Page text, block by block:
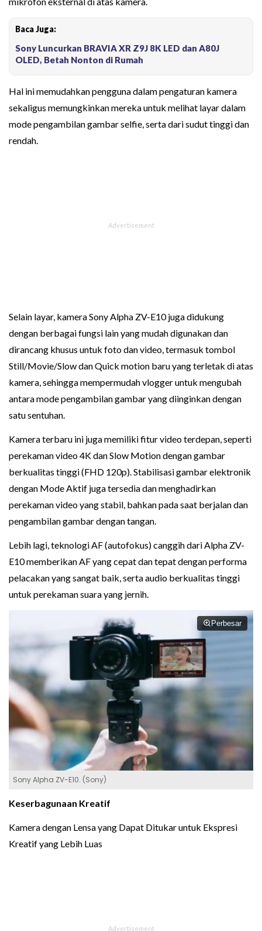
Baca Juga:
Sony Luncurkan BRAVIA XR Z9J 8K LED dan A80J
OLED, Betah Nonton di Rumah
Hal ini memudahkan pengguna dalam pengaturan kamera
sekaligus memungkinkan mereka untuk melihat layar dalam
mode pengambilan gambar selfie, serta dari sudut tinggi dan
rendah.
Selain layar, kamera Sony Alpha ZV-E10 juga didukung
dengan berbagai fungsi lain yang mudah digunakan dan
dirancang khusus untuk foto dan video, termasuk tombol
Still/Movie/Slow dan Quick motion baru yang terletak di atas
kamera, sehingga mempermudah vlogger untuk mengubah
antara mode pengambilan gambar yang diinginkan dengan
satu sentuhan.
Kamera terbaru ini juga memiliki fitur video terdepan, seperti
perekaman video 4K dan Slow Motion dengan gambar
berkualitas tinggi (FHD 120p). Stabilisasi gambar elektronik
dengan Mode Aktif juga tersedia dan menghadirkan
perekaman video yang stabil, bahkan pada saat berjalan dan
pengambilan gambar dengan tangan.
Lebih lagi, teknologi AF (autofokus) canggih dari Alpha ZV-
E10 memberikan AF yang cepat dan tepat dengan performa
pelacakan yang sangat baik, serta audio berkualitas tinggi
untuk perekaman suara yang jernih.
Perbesar
Sony Alpha ZV-E10. (Sony)
Keserbagunaan Kreatif
Kamera dengan Lensa yang Dapat Ditukar untuk Ekspresi
Kreatif yang Lebih Luas